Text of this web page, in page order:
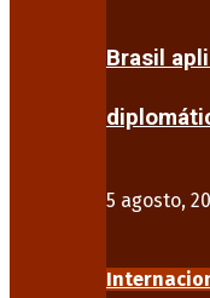
Brasil
5 agosto,